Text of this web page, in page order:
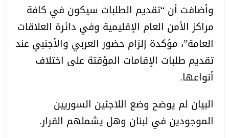
وأضافت أن “تقديم الطلبات سيكون في كافة
مراكز الأمن العام الإقليمية وفي دائرة العلاقات
العامة”، مؤكدة إلزام حضور العربي والأجنبي عند
تقديم طلبات الإقامات المؤقتة على اختلاف
أنواعها.
البيان لم يوضح وضع اللاجئين السوريين
الموجودين في لبنان وهل يشملهم القرار.